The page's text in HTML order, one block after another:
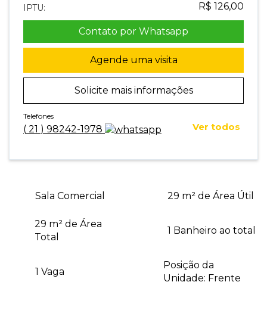
IPTU: R$ 126,00
Contato por Whatsapp
Agende uma visita
Solicite mais informações
Telefones
( 21 ) 98242-1978 Ver todos
Sala Comercial 29 m² de Área Útil
29 m² de Área
Total
1 Banheiro ao total
1 Vaga
Posição da
Unidade: Frente